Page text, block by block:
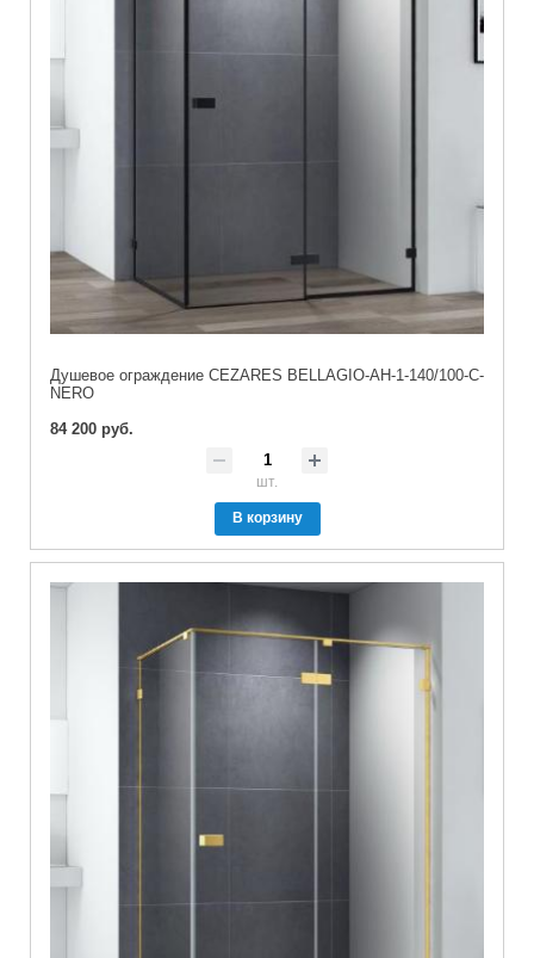
Душевое ограждение CEZARES BELLAGIO-AH-1-140/100-C-
NERO
84 200 руб.
шт.
В корзину